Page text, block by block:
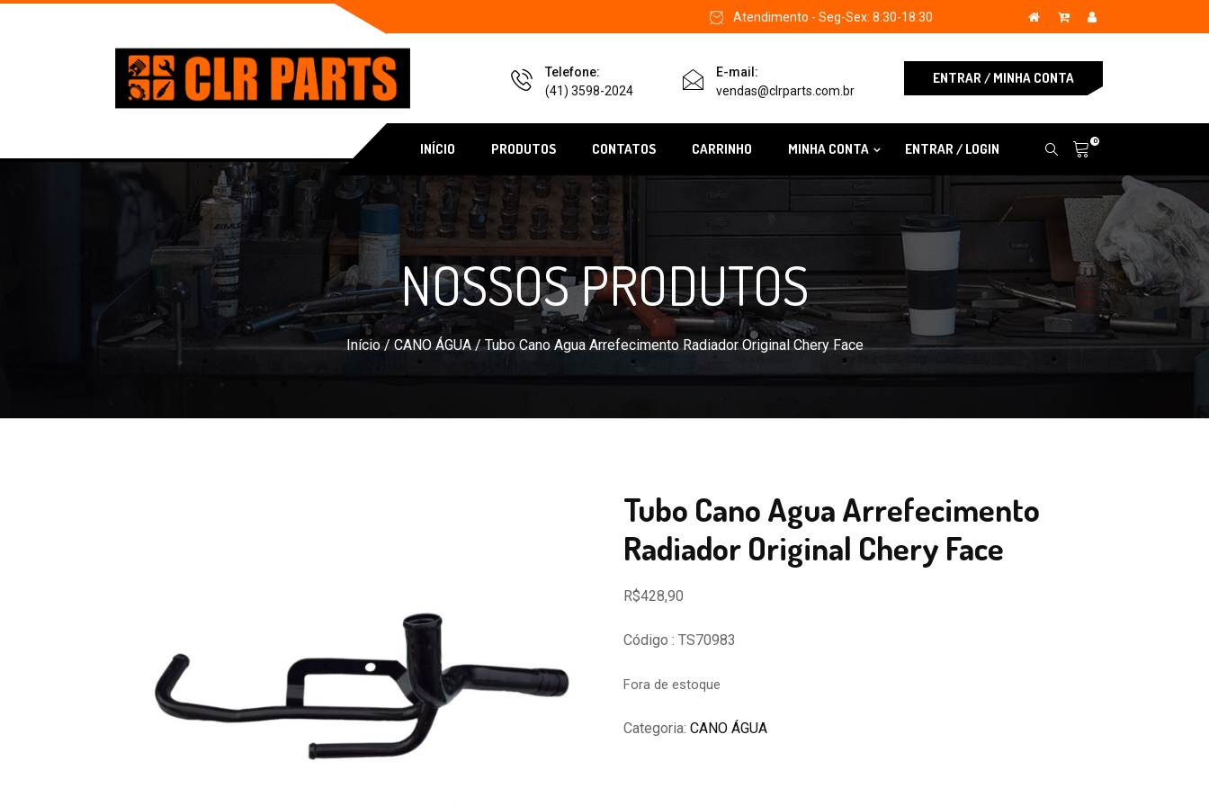
Atendimento - Seg-Sex: 8:30-18:30
Telefone:
(41) 3598-2024
E-mail:
vendas@clrparts.com.br
ENTRAR / MINHA CONTA
INÍCIO PRODUTOS CONTATOS CARRINHO MINHA CONTA ENTRAR / LOGIN 0
NOSSOS PRODUTOS
Início/CANO ÁGUA/ Tubo Cano Agua Arrefecimento Radiador Original Chery Face
Tubo Cano Agua Arrefecimento
Radiador Original Chery Face
R$428,90
Código : TS70983
Fora de estoque
Categoria:CANO ÁGUA